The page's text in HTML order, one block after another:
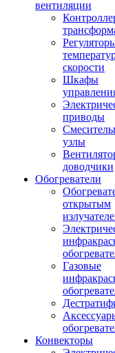
вентиляции
скорости
Шкафы
приводы
узлы
доводчики
Обогреватели
открытым
Газовые
Конвекторы